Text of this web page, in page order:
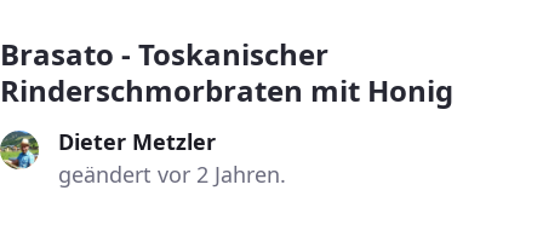
Brasato - Toskanischer
Rinderschmorbraten mit Honig
Dieter Metzler
geändert vor 2 Jahren.